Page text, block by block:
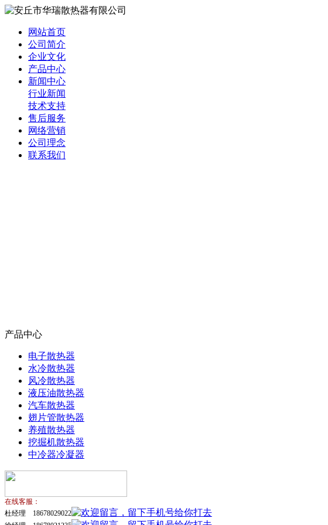
网站首页
公司简介
企业文化
产品中心
新闻中心
行业新闻
技术支持
售后服务
网络营销
公司理念
联系我们
产品中心
电子散热器
水冷散热器
风冷散热器
液压油散热器
汽车散热器
翅片管散热器
养殖散热器
挖掘机散热器
中冷器冷凝器
在线客服：
杜经理 18678029022